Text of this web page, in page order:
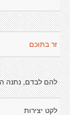
זר בתוכם
להם לבדם, נתנה
לקט יצירות